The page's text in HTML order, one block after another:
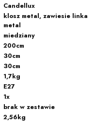
Candellux
klosz metal, zawiesie linka
metal
miedziany
200cm
30cm
30cm
1,7kg
E27
1x
brak w zestawie
2,56kg